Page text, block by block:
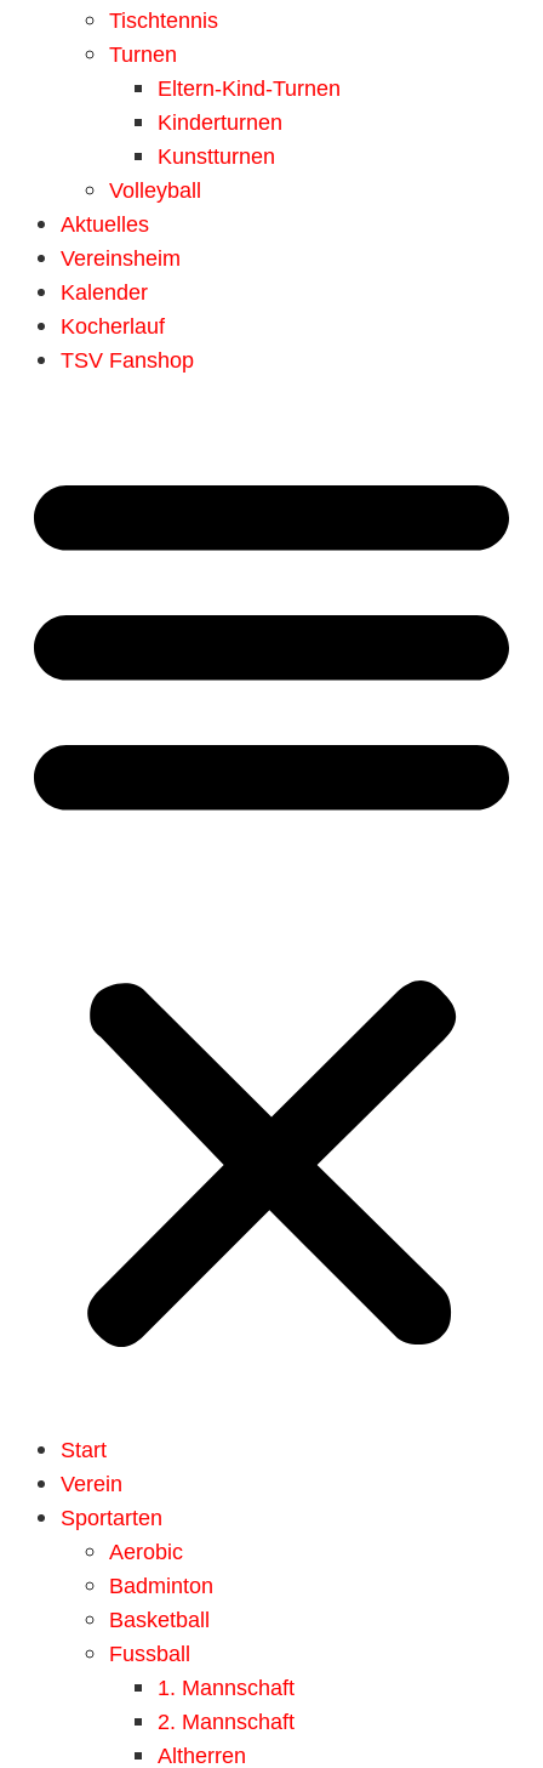
Tischtennis
Turnen
Eltern-Kind-Turnen
Kinderturnen
Kunstturnen
Volleyball
Aktuelles
Vereinsheim
Kalender
Kocherlauf
TSV Fanshop
Start
Verein
Sportarten
Aerobic
Badminton
Basketball
Fussball
1. Mannschaft
2. Mannschaft
Altherren